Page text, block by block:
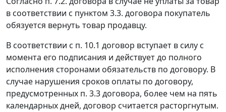
в соответствии с пунктом 3.3. договора покупатель
обязуется вернуть товар продавцу.
В соответствии с п. 10.1 договор вступает в силу с
момента его подписания и действует до полного
исполнения сторонами обязательств по договору. В
случае нарушения сроков оплаты по договору,
предусмотренных п. 3.3 договора, более чем на пять
календарных дней, договор считается расторгнутым.